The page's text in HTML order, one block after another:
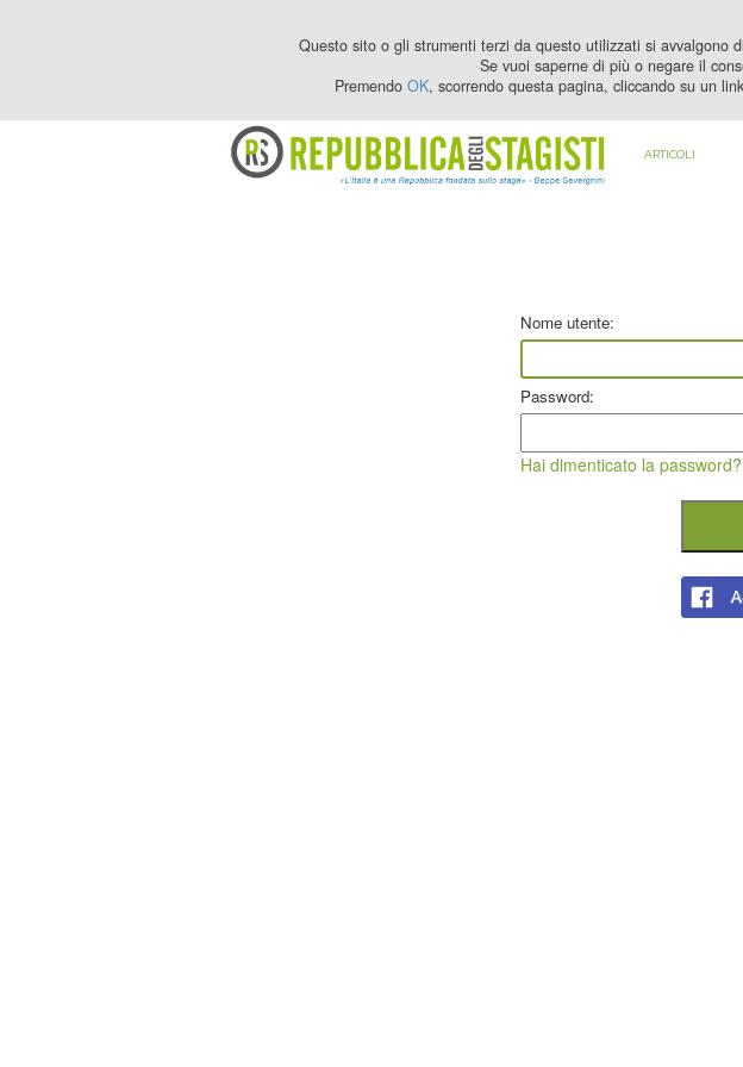
PER VEDERE QUESTO
ARTICOLI
Nome utente:
Password:
Hai dimenticato la password?
Questo sito o gli strumenti terzi da questo utilizzati si avvalgono
Se vuoi saperne di più o negare il
Premendo OK, scorrendo questa pagina, cliccando su un